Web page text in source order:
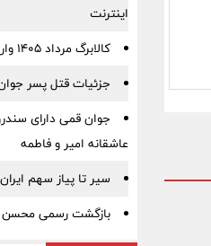
اینترنت
کالابرگ مرداد ۱۴۰۵ واریز شد + جدول زمان و مبلغ کالابرگ
جزئیات قتل پسر
جوان قمی دارای
عاشقانه امیر و فاطمه
سیر تا پیاز سهم
بازگشت رسمی محسن